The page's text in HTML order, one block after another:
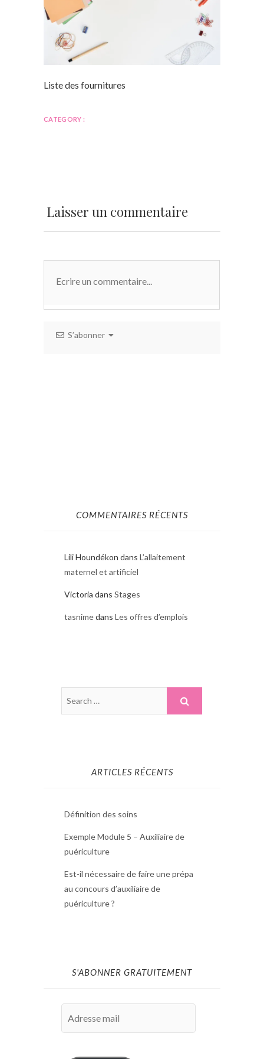
Liste des fournitures
CATEGORY :
Laisser un commentaire
S’abonner
COMMENTAIRES RÉCENTS
Lili Houndékon dans L’allaitement
maternel et artificiel
Victoria dans Stages
tasnimedans Les offres d’emplois
ARTICLES RÉCENTS
Définition des soins
Exemple Module 5 – Auxiliaire de
puériculture
Est-il nécessaire de faire une prépa
au concours d’auxiliaire de
puériculture ?
S'ABONNER GRATUITEMENT